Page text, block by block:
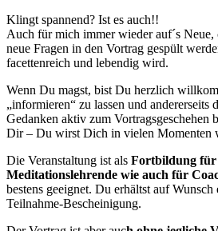
Klingt spannend? Ist es auch!!
Auch für mich immer wieder auf´s Neue,
neue Fragen in den Vortrag gespült
facettenreich und lebendig wird.
Wenn Du magst, bist Du herzlich
„informieren“ zu lassen und andererseits
Gedanken aktiv zum Vortragsgeschehen
Dir – Du wirst Dich in vielen Momenten
Die Veranstaltung ist als Fortbildung für
Meditationslehrende wie auch für
bestens geeignet. Du erhältst auf Wunsch
Teilnahme-Bescheinigung.